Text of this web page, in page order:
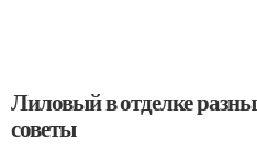
Лиловый в отделке
советы